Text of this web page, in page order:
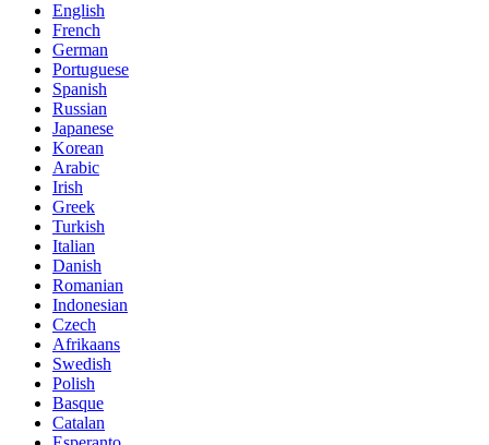
English
French
German
Portuguese
Spanish
Russian
Japanese
Korean
Arabic
Irish
Greek
Turkish
Italian
Danish
Romanian
Indonesian
Czech
Afrikaans
Swedish
Polish
Basque
Catalan